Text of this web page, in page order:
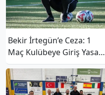
Bekir İrtegün’e Ceza: 1
Maç Kulübeye Giriş Yasağı
Ve 40 Bin TL Para Cezası